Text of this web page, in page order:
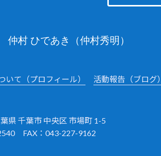
仲村 ひであき（仲村秀明）
いて（プロフィール） 活動報告（ブログ）
県 千葉市 中央区 市場町 1-5
FAX：043-227-9162